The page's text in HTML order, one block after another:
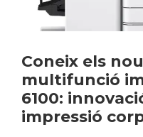
Coneix els
multifunció
6100:
impressió